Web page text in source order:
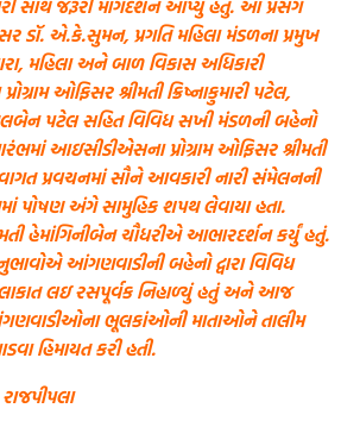
સાથે જરૂરી માર્ગદર્શન આપ્યું હતું. આ પ્રસંગે
ડૉ. એ.કે.સુમન, પ્રગતિ મહિલા મંડળના પ્રમુખ
મહિલા અને બાળ વિકાસ અધિકારી
ઓફિસર શ્રીમતી ક્રિષ્નાકુમારી પટેલ,
પટેલ સહિત વિવિધ સખી મંડળની બહેનો
આઇસીડીએસના પ્રોગ્રામ ઓફિસર શ્રીમતી
પ્રવચનમાં સૌને આવકારી નારી સંમેલનની
પોષણ અંગે સામુહિક શપથ લેવાયા હતા.
હેમાંગિનીબેન ચૌધરીએ આભારદર્શન કર્યું હતું.
આંગણવાડીની બહેનો દ્વારા વિવિધ
લઇ રસપૂર્વક નિહાળ્યું હતું અને આજ
ભૂલકાંઓની માતાઓને તાલીમ
હિમાયત કરી હતી.
રાજપીપલા